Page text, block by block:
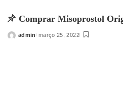
Comprar Misoprostol
Posted
admin março 25, 2022